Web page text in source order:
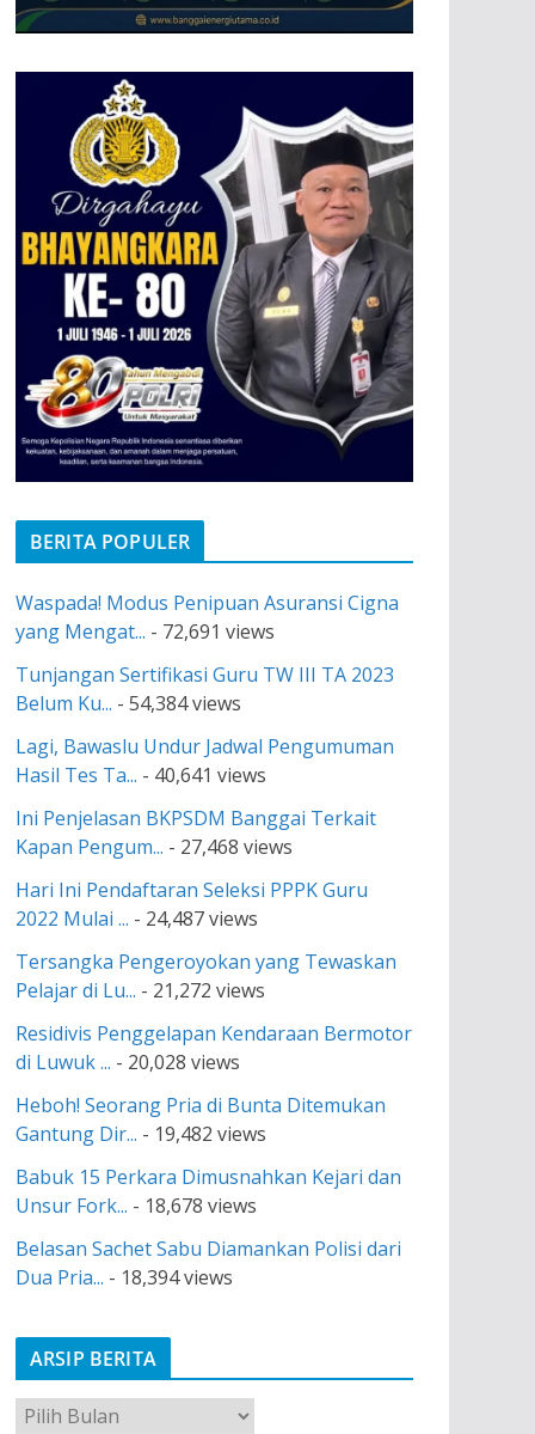
BERITA POPULER
Waspada! Modus Penipuan Asuransi Cigna
yang Mengat... - 72,691 views
Tunjangan Sertifikasi Guru TW III TA 2023
Belum Ku... - 54,384 views
Lagi, Bawaslu Undur Jadwal Pengumuman
Hasil Tes Ta... - 40,641 views
Ini Penjelasan BKPSDM Banggai Terkait
Kapan Pengum... - 27,468 views
Hari Ini Pendaftaran Seleksi PPPK Guru
2022 Mulai ... - 24,487 views
Tersangka Pengeroyokan yang Tewaskan
Pelajar di Lu... - 21,272 views
Residivis Penggelapan Kendaraan Bermotor
di Luwuk ... - 20,028 views
Heboh! Seorang Pria di Bunta Ditemukan
Gantung Dir... - 19,482 views
Babuk 15 Perkara Dimusnahkan Kejari dan
Unsur Fork... - 18,678 views
Belasan Sachet Sabu Diamankan Polisi dari
Dua Pria... - 18,394 views
ARSIP BERITA
A